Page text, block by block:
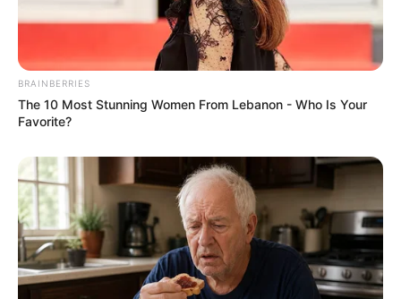
BRAINBERRIES
The 10 Most Stunning Women From Lebanon - Who Is Your
Favorite?